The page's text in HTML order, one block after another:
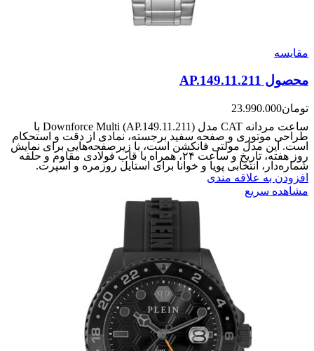
مقایسه
محصول AP.149.11.211
تومان23.990.000
ساعت مردانه CAT مدل Downforce Multi (AP.149.11.211) با
طراحی موتوری و صفحه سفید برجسته، نمادی از دقت و استحکام
است. این مدل مولتی‌ فانکشن است، با زیرصفحه‌هایی برای نمایش
روز هفته، تاریخ و ساعت ۲۴، همراه با قاب فولادی مقاوم و حلقه
شماره‌دار، انتخابی پویا و خوانا برای استایل روزمره و اسپرت‌.
افزودن به علاقه مندی
مشاهده سریع